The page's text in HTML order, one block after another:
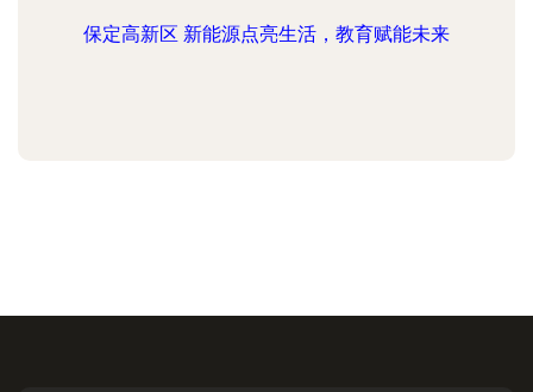
保定高新区 新能源点亮生活，教育赋能未来